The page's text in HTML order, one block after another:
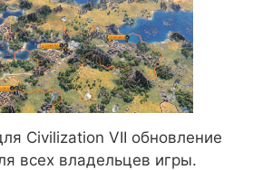
Civilization VII обновление
всех владельцев игры.